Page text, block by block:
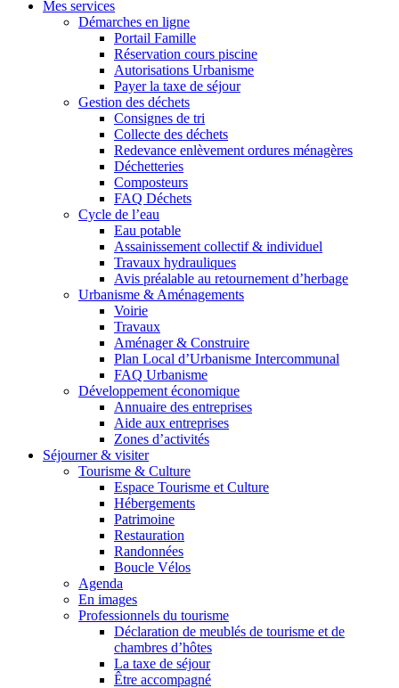
Mes services
Démarches en ligne
Portail Famille
Réservation cours piscine
Autorisations Urbanisme
Payer la taxe de séjour
Gestion des déchets
Consignes de tri
Collecte des déchets
Redevance enlèvement ordures ménagères
Déchetteries
Composteurs
FAQ Déchets
Cycle de l’eau
Eau potable
Assainissement collectif & individuel
Travaux hydrauliques
Avis préalable au retournement d’herbage
Urbanisme & Aménagements
Voirie
Travaux
Aménager & Construire
Plan Local d’Urbanisme Intercommunal
FAQ Urbanisme
Développement économique
Annuaire des entreprises
Aide aux entreprises
Zones d’activités
Séjourner & visiter
Tourisme & Culture
Espace Tourisme et Culture
Hébergements
Patrimoine
Restauration
Randonnées
Boucle Vélos
Agenda
En images
Professionnels du tourisme
Déclaration de meublés de tourisme et de
chambres d’hôtes
La taxe de séjour
Être accompagné